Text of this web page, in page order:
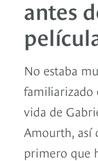
antes
No estaba
familiarizado
vida de
Amourth, así
primero que